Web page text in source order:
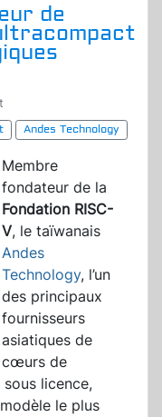
de
Andes Technology
Membre
fondateur de la
Fondation RISC-
V, le taïwanais
Andes
Technology, l’un
des principaux
fournisseurs
asiatiques de
cœurs de
licence,
le plus